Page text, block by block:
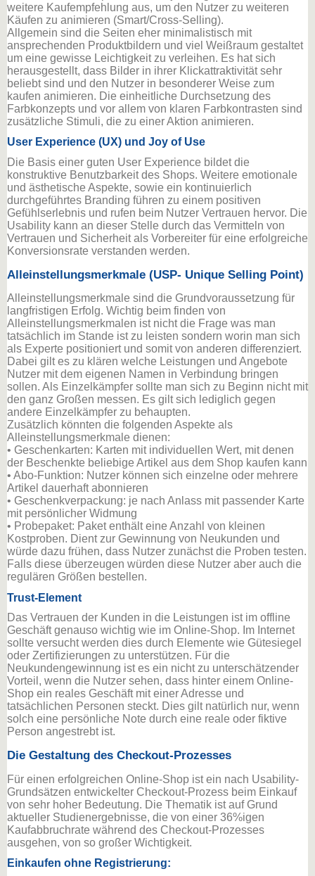
weitere Kaufempfehlung aus, um den Nutzer zu weiteren
Käufen zu animieren (Smart/Cross-Selling).
Allgemein sind die Seiten eher minimalistisch mit
ansprechenden Produktbildern und viel Weißraum gestaltet
um eine gewisse Leichtigkeit zu verleihen. Es hat sich
herausgestellt, dass Bilder in ihrer Klickattraktivität sehr
beliebt sind und den Nutzer in besonderer Weise zum
kaufen animieren. Die einheitliche Durchsetzung des
Farbkonzepts und vor allem von klaren Farbkontrasten sind
zusätzliche Stimuli, die zu einer Aktion animieren.
User Experience (UX) und Joy of Use
Die Basis einer guten User Experience bildet die
konstruktive Benutzbarkeit des Shops. Weitere emotionale
und ästhetische Aspekte, sowie ein kontinuierlich
durchgeführtes Branding führen zu einem positiven
Gefühlserlebnis und rufen beim Nutzer Vertrauen hervor. Die
Usability kann an dieser Stelle durch das Vermitteln von
Vertrauen und Sicherheit als Vorbereiter für eine erfolgreiche
Konversionsrate verstanden werden.
Alleinstellungsmerkmale (USP- Unique Selling Point)
Alleinstellungsmerkmale sind die Grundvoraussetzung für
langfristigen Erfolg. Wichtig beim finden von
Alleinstellungsmerkmalen ist nicht die Frage was man
tatsächlich im Stande ist zu leisten sondern worin man sich
als Experte positioniert und somit von anderen differenziert.
Dabei gilt es zu klären welche Leistungen und Angebote
Nutzer mit dem eigenen Namen in Verbindung bringen
sollen. Als Einzelkämpfer sollte man sich zu Beginn nicht mit
den ganz Großen messen. Es gilt sich lediglich gegen
andere Einzelkämpfer zu behaupten.
Zusätzlich könnten die folgenden Aspekte als
Alleinstellungsmerkmale dienen:
• Geschenkarten: Karten mit individuellen Wert, mit denen
der Beschenkte beliebige Artikel aus dem Shop kaufen kann
• Abo-Funktion: Nutzer können sich einzelne oder mehrere
Artikel dauerhaft abonnieren
• Geschenkverpackung: je nach Anlass mit passender Karte
mit persönlicher Widmung
• Probepaket: Paket enthält eine Anzahl von kleinen
Kostproben. Dient zur Gewinnung von Neukunden und
würde dazu frühen, dass Nutzer zunächst die Proben testen.
Falls diese überzeugen würden diese Nutzer aber auch die
regulären Größen bestellen.
Trust-Element
Das Vertrauen der Kunden in die Leistungen ist im offline
Geschäft genauso wichtig wie im Online-Shop. Im Internet
sollte versucht werden dies durch Elemente wie Gütesiegel
oder Zertifizierungen zu unterstützen. Für die
Neukundengewinnung ist es ein nicht zu unterschätzender
Vorteil, wenn die Nutzer sehen, dass hinter einem Online-
Shop ein reales Geschäft mit einer Adresse und
tatsächlichen Personen steckt. Dies gilt natürlich nur, wenn
solch eine persönliche Note durch eine reale oder fiktive
Person angestrebt ist.
Die Gestaltung des Checkout-Prozesses
Für einen erfolgreichen Online-Shop ist ein nach Usability-
Grundsätzen entwickelter Checkout-Prozess beim Einkauf
von sehr hoher Bedeutung. Die Thematik ist auf Grund
aktueller Studienergebnisse, die von einer 36%igen
Kaufabbruchrate während des Checkout-Prozesses
ausgehen, von so großer Wichtigkeit.
Einkaufen ohne Registrierung: